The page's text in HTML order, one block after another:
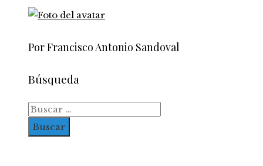
Por Francisco Antonio Sandoval
Búsqueda
Buscar: